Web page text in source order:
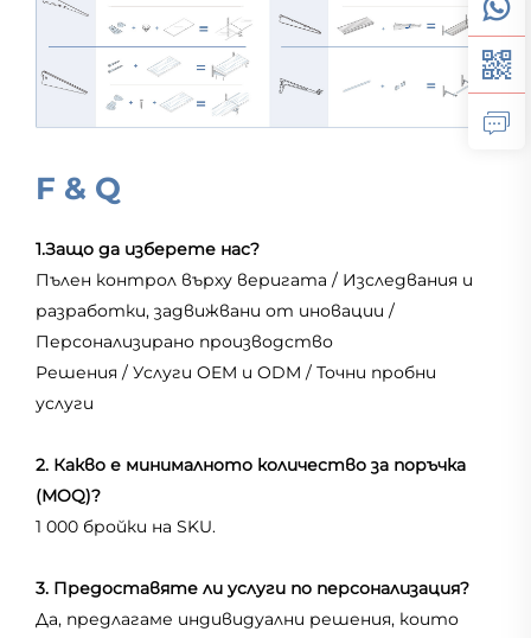
F & Q
1.Защо да изберете нас?
Пълен контрол върху веригата / Изследвания и
разработки, задвижвани от иновации /
Персонализирано производство
Решения / Услуги OEM и ODM / Точни пробни
услуги
2. Какво е минималното количество за поръчка
(MOQ)?
1 000 бройки на SKU.
3. Предоставяте ли услуги по персонализация?
Да, предлагаме индивидуални решения, които